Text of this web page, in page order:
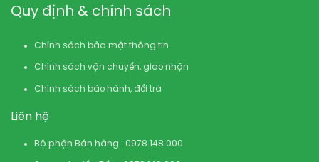
Quy định & chính sách
Chính sách bảo mật thông tin
Chính sách vận chuyển, giao nhận
Chính sách bảo hành, đổi trả
Liên hệ
Bộ phận Bán hàng : 0978.148.000